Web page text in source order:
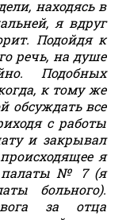
находясь в
я вдруг
Подойдя к
речь, на душе
Подобных
к тому же
обсуждать все
с работы
и закрывал
я
палаты № 7 (я
больного).
за отца